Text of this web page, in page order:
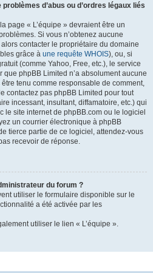
d’abus ou d’ordres légaux liés
page « L’équipe » devraient être un
Si vous n’obtenez aucune
contacter le propriétaire du domaine
grâce à une requête WHOIS), ou, si
(comme Yahoo, Free, etc.), le service
phpBB Limited n’a absolument aucune
tenu comme responsable de comment,
contactez pas phpBB Limited pour tout
incessant, insultant, diffamatoire, etc.) qui
le site internet de phpBB.com ou le logiciel
un courrier électronique à phpBB
tierce partie de ce logiciel, attendez-vous
recevoir de réponse.
du forum ?
utiliser le formulaire disponible sur le
a été activée par les
utiliser le lien « L’équipe ».